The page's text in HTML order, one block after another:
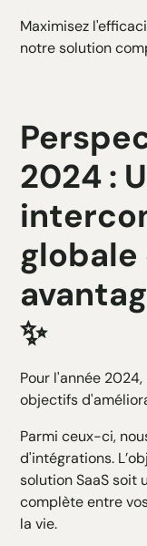
Maximisez
notre solution
2024 :
✨
Pour l'année
objectifs
Parmi ceux-ci,
d'intégrations.
solution SaaS
complète entre
la vie.